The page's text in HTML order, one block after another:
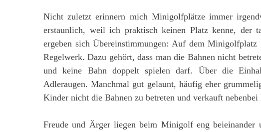
Nicht zuletzt erinnern mich Minigolfplätze immer
erstaunlich, weil ich praktisch keinen Platz kenne, der
ergeben sich Übereinstimmungen: Auf dem
Regelwerk. Dazu gehört, dass man die Bahnen nicht
und keine Bahn doppelt spielen darf. Über die
Adleraugen. Manchmal gut gelaunt, häufig eher
Kinder nicht die Bahnen zu betreten und verkauft
Freude und Ärger liegen beim Minigolf eng beieinander